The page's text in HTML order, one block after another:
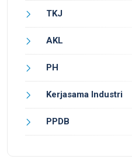
TKJ
AKL
PH
Kerjasama Industri
PPDB